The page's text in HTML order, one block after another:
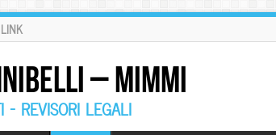
LINK
– MIMMI
– REVISORI LEGALI